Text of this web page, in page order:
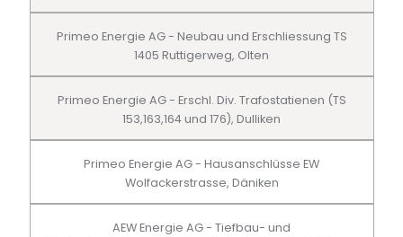
Primeo Energie AG - Neubau und Erschliessung TS
1405 Ruttigerweg, Olten
Primeo Energie AG - Erschl. Div. Trafostatienen (TS
153,163,164 und 176), Dulliken
Primeo Energie AG - Hausanschlüsse EW
Wolfackerstrasse, Däniken
AEW Energie AG - Tiefbau- und